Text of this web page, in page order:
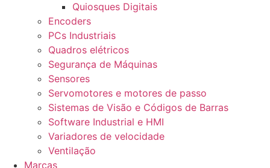
Quiosques Digitais
Encoders
PCs Industriais
Quadros elétricos
Segurança de Máquinas
Sensores
Servomotores e motores de passo
Sistemas de Visão e Códigos de Barras
Software Industrial e HMI
Variadores de velocidade
Ventilação
Marcas